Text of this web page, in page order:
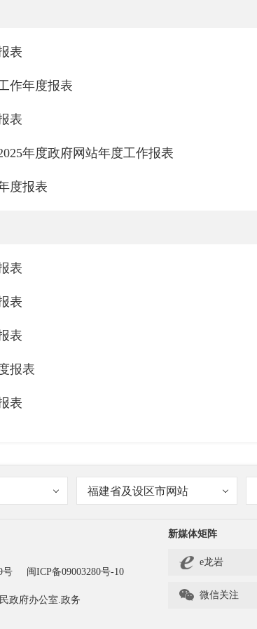
表
作年度报表
表
年度政府网站年度工作报表
度报表
表
表
表
报表
表
福建省及设区市网站
号 闽ICP备09003280号-10
政府办公室.政务
新媒体矩阵
e龙岩
 微信关注